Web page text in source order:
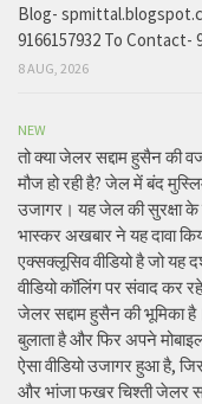
Blog-
9166157932 To Contact-
8 AUG, 2026
NEW
तो क्या जेलर सद्दाम हुसैन
मौज हो रही है? जेल में बंद
उजागर। यह जेल की सुरक्षा
भास्कर अखबार ने यह दावा
एक्सक्लूसिव वीडियो है जो यह
वीडियो कॉलिंग पर संवाद कर
जेलर सद्दाम हुसैन की भूमिका
बुलाता है और फिर अपने
ऐसा वीडियो उजागर हुआ है,
और भांजा फखर चिश्ती जेलर